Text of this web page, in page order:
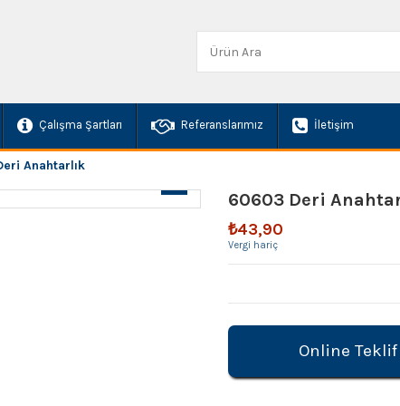
Çalışma Şartları Referanslarımız İletişim
Anahtarlık
60603 Deri
₺43,90
Vergi hariç
Online Teklif